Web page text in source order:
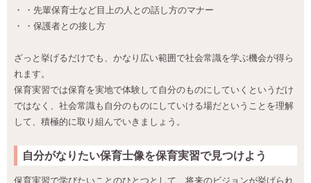
・先輩保育士など目上の人との話し方のマナー
・保護者との接し方
ざっと挙げるだけでも、かなり広い範囲で社会常識を学ぶ機会が得ら
れます。
保育実習では保育を実地で体験して自分のものにしていくというだけ
ではなく、社会常識も自分のものにしていける場だということを理解
して、積極的に取り組んでいきましょう。
自分がなりたい保育士像を保育実習で見つけよう
保育実習で学びたいことのひとつとして、将来のビジョンが挙げられ